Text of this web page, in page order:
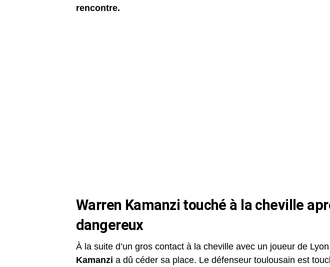
rencontre.
Warren Kamanzi touché à la cheville
dangereux
À la suite d’un gros contact à la cheville avec un joueur de
Kamanzi a dû céder sa place. Le défenseur toulousain est